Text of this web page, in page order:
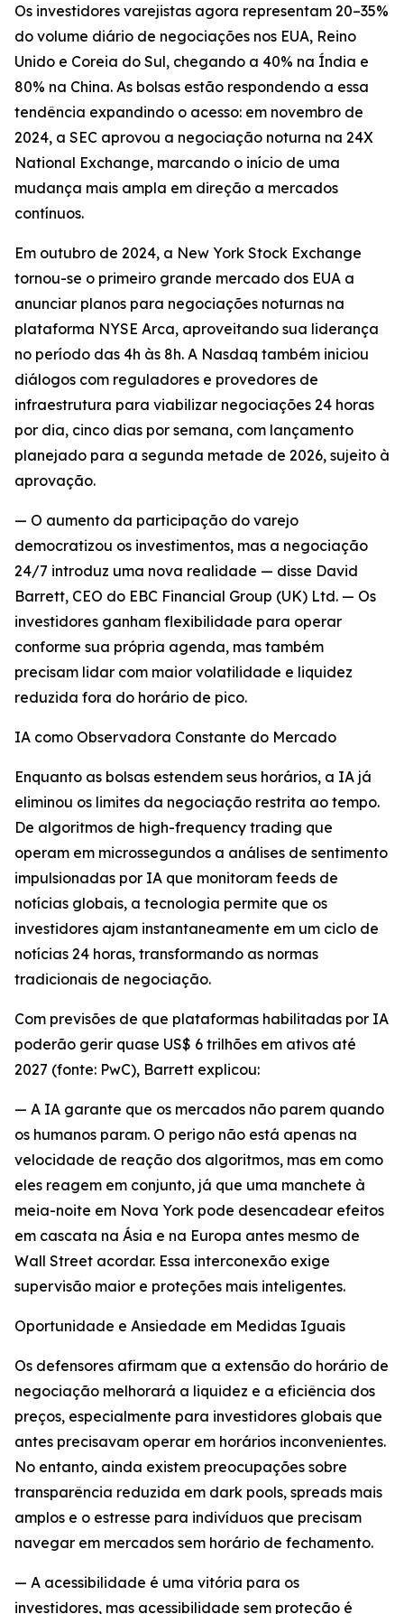
Os investidores varejistas agora representam 20–35%
do volume diário de negociações nos EUA, Reino
Unido e Coreia do Sul, chegando a 40% na Índia e
80% na China. As bolsas estão respondendo a essa
tendência expandindo o acesso: em novembro de
2024, a SEC aprovou a negociação noturna na 24X
National Exchange, marcando o início de uma
mudança mais ampla em direção a mercados
contínuos.
Em outubro de 2024, a New York Stock Exchange
tornou-se o primeiro grande mercado dos EUA a
anunciar planos para negociações noturnas na
plataforma NYSE Arca, aproveitando sua liderança
no período das 4h às 8h. A Nasdaq também iniciou
diálogos com reguladores e provedores de
infraestrutura para viabilizar negociações 24 horas
por dia, cinco dias por semana, com lançamento
planejado para a segunda metade de 2026, sujeito à
aprovação.
— O aumento da participação do varejo
democratizou os investimentos, mas a negociação
24/7 introduz uma nova realidade — disse David
Barrett, CEO do EBC Financial Group (UK) Ltd. — Os
investidores ganham flexibilidade para operar
conforme sua própria agenda, mas também
precisam lidar com maior volatilidade e liquidez
reduzida fora do horário de pico.
IA como Observadora Constante do Mercado
Enquanto as bolsas estendem seus horários, a IA já
eliminou os limites da negociação restrita ao tempo.
De algoritmos de high-frequency trading que
operam em microssegundos a análises de sentimento
impulsionadas por IA que monitoram feeds de
notícias globais, a tecnologia permite que os
investidores ajam instantaneamente em um ciclo de
notícias 24 horas, transformando as normas
tradicionais de negociação.
Com previsões de que plataformas habilitadas por IA
poderão gerir quase US$ 6 trilhões em ativos até
2027 (fonte: PwC), Barrett explicou:
— A IA garante que os mercados não parem quando
os humanos param. O perigo não está apenas na
velocidade de reação dos algoritmos, mas em como
eles reagem em conjunto, já que uma manchete à
meia-noite em Nova York pode desencadear efeitos
em cascata na Ásia e na Europa antes mesmo de
Wall Street acordar. Essa interconexão exige
supervisão maior e proteções mais inteligentes.
Oportunidade e Ansiedade em Medidas Iguais
Os defensores afirmam que a extensão do horário de
negociação melhorará a liquidez e a eficiência dos
preços, especialmente para investidores globais que
antes precisavam operar em horários inconvenientes.
No entanto, ainda existem preocupações sobre
transparência reduzida em dark pools, spreads mais
amplos e o estresse para indivíduos que precisam
navegar em mercados sem horário de fechamento.
— A acessibilidade é uma vitória para os
investidores, mas acessibilidade sem proteção é